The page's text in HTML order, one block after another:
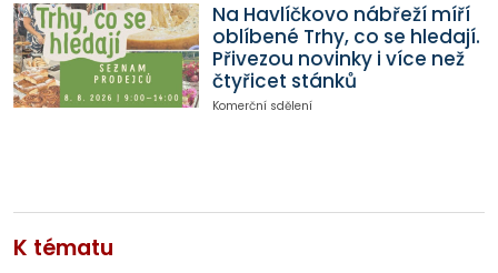
Na Havlíčkovo nábřeží míří
oblíbené Trhy, co se hledají.
Přivezou novinky i více než
čtyřicet stánků
Komerční sdělení
K tématu